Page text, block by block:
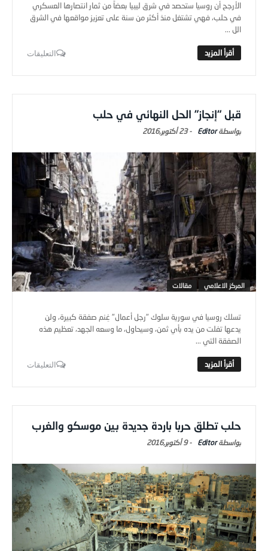
الأرجح أن روسيا ستحصد في شرق ليبيا بعضاً من ثمار انتصارها العسكري
في حلب، فهي تشتغل منذ أكثر من سنة على تعزيز مواقعها في الشرق
الل ...
التعليقات
قبل “إنجاز” الحل النهائي في حلب
Editor
-23 أكتوبر,2016
المركز الاعلامي مقالات
تسلك روسيا في سورية سلوك "رجل أعمال" غِنم صفقة كبيرة، ولن
يدعها تفلت من يده بأي ثمن، وسيحاول، ما وسعه الجهد، تعظيم هذه
الصفقة التي ...
التعليقات
حلب تطلق حربا باردة جديدة بين موسكو والغرب
Editor
-9 أكتوبر,2016